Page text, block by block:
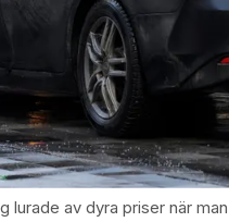
lurade av dyra priser när